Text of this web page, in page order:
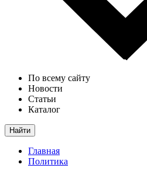
По всему сайту
Новости
Статьи
Каталог
Найти
Главная
Политика